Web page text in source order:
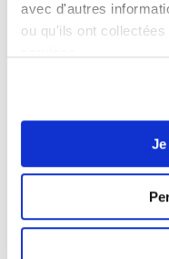
avec d'autres
ou qu'ils ont
laphotoprod@gmail.com
Tel: 0609853333
de 9h à 19h
Disponibilités horaires en
24/24 7j/7j